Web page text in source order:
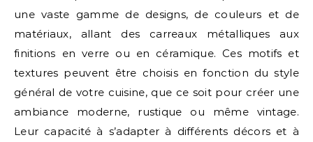
une vaste gamme de designs, de couleurs et de
matériaux, allant des carreaux métalliques aux
finitions en verre ou en céramique. Ces motifs et
textures peuvent être choisis en fonction du style
général de votre cuisine, que ce soit pour créer une
ambiance moderne, rustique ou même vintage.
Leur capacité à s’adapter à différents décors et à